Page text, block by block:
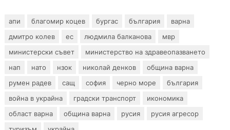
апи благомир коцев бургас българия
варна
дмитро колев
ес людмила балканова
мвр
министерски съвет
министерство на здравеопазването
нап
нато нзок николай денков
община варна
румен радев
сащ софия черно море
българия
война в украйна
градски транспорт
икономика
област варна
община варна русия
русия агресор